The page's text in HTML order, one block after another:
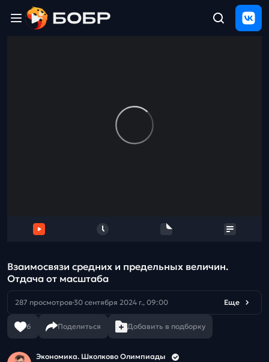
Взаимосвязи средних и предельных величин.
Отдача от масштаба
287 просмотров 30 сентября 2024 г., 09:00 Еще
6 Поделиться Добавить в подборку
Экономика. Школково Олимпиады